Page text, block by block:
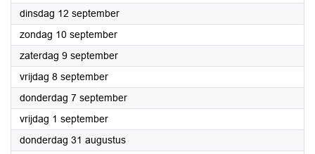
dinsdag 12 september2023
zondag 10 september2023
zaterdag 9 september2023
vrijdag 8 september2023
donderdag 7 september2023
vrijdag 1 september2023
donderdag 31 augustus2023